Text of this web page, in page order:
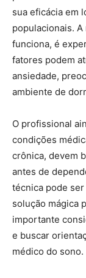
sua eficácia em
populacionais.
funciona, é
fatores podem
ansiedade,
ambiente de
O profissional
condições
crônica, devem
antes de
técnica pode
solução mágica
importante
e buscar
médico do sono.